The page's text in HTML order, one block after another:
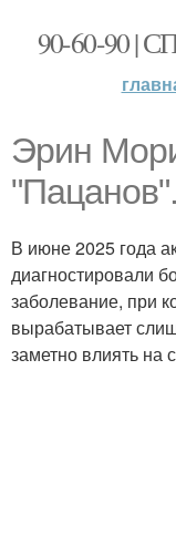
90-60-90
Эрин
"Пацанов".
В июне 2025 года
диагностировали
заболевание, при
вырабатывает
заметно влиять на